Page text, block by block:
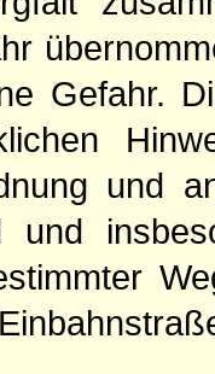
Gefahr.
und
und